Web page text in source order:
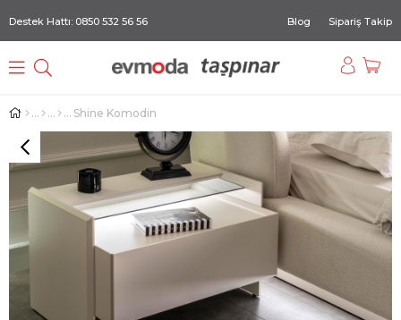
Destek Hattı: 0850 532 56 56 Blog Sipariş Takip
Shine Komodin